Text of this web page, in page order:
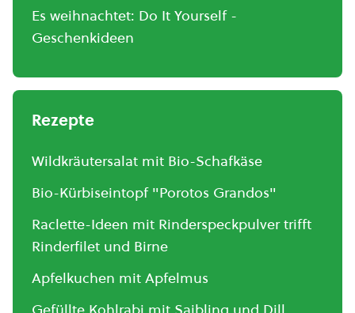
Es weihnachtet: Do It Yourself -
Geschenkideen
Rezepte
Wildkräutersalat mit Bio-Schafkäse
Bio-Kürbiseintopf "Porotos Grandos"
Raclette-Ideen mit Rinderspeckpulver trifft
Rinderfilet und Birne
Apfelkuchen mit Apfelmus